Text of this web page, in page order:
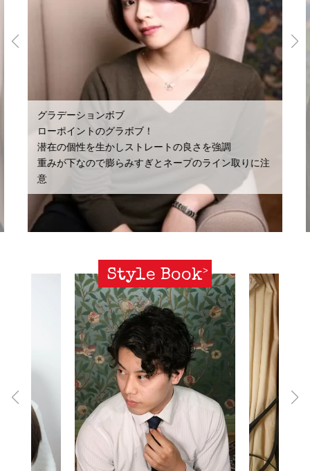
グラデーションボブ
ローポイントのグラボブ！
潜在の個性を生かしストレートの良さを強調
重みが下なので膨らみすぎとネープのライン取りに注
意
Style Book